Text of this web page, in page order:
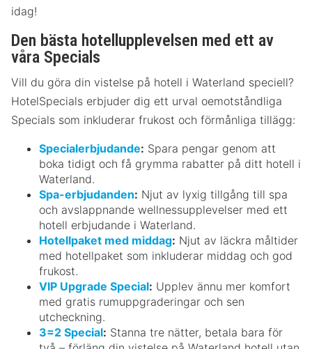
idag!
Den bästa hotellupplevelsen med ett av
våra Specials
Vill du göra din vistelse på hotell i Waterland speciell?
HotelSpecials erbjuder dig ett urval oemotståndliga
Specials som inkluderar frukost och förmånliga tillägg:
Specialerbjudande: Spara pengar genom att
boka tidigt och få grymma rabatter på ditt hotell i
Waterland.
Spa-erbjudanden: Njut av lyxig tillgång till spa
och avslappnande wellnessupplevelser med ett
hotell erbjudande i Waterland.
Hotellpaket med middag: Njut av läckra måltider
med hotellpaket som inkluderar middag och god
frukost.
VIP Upgrade Special: Upplev ännu mer komfort
med gratis rumuppgraderingar och sen
utcheckning.
3=2 Special: Stanna tre nätter, betala bara för